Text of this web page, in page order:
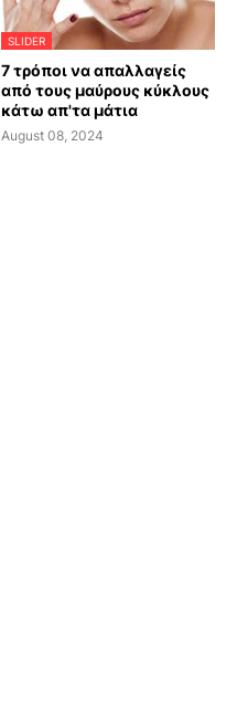
SLIDER
7 τρόποι να απαλλαγείς
από τους μαύρους κύκλους
κάτω απ'τα μάτια
August 08, 2024